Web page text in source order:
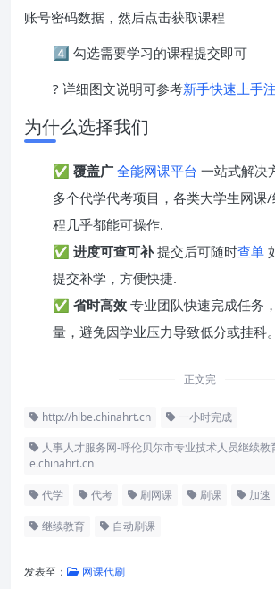
账号密码数据，然后点击获取课程
4️⃣ 勾选需要学习的课程提交即可
? 详细图文说明可参考新手快速上手
为什么选择我们
✅ 覆盖广 全能网课平台 一站式解决
多个代学代考项目，各类大学生网课
程几乎都能可操作.
✅ 进度可查可补提交后可随时查单
提交补学，方便快捷.
✅ 省时高效 专业团队快速完成任务
量，避免因学业压力导致低分或挂科。
正文完
http://hlbe.chinahrt.cn
一小时完成
人事人才服务网-呼伦贝尔市专业技术人员继续
e.chinahrt.cn
代学 代考 刷网课 刷课 加速
继续教育 自动刷课
发表至： 网课代刷